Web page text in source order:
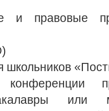
и правовые
школьников
или